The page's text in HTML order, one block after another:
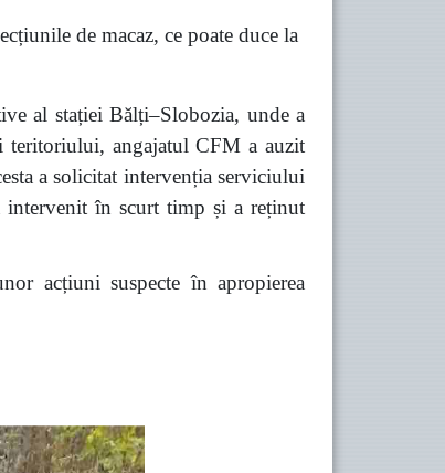
de macaz, ce poate duce la
al stației Bălți–Slobozia, unde a
teritoriului, angajatul CFM a auzit
a solicitat intervenția serviciului
intervenit în scurt timp și a reținut
acțiuni suspecte în apropierea